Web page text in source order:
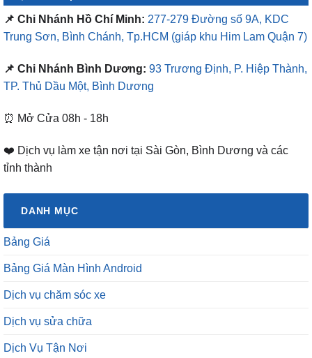
📌 Chi Nhánh Hồ Chí Minh: 277-279 Đường số 9A, KDC
Trung Sơn, Bình Chánh, Tp.HCM (giáp khu Him Lam Quận 7)
📌 Chi Nhánh Bình Dương: 93 Trương Định, P. Hiệp Thành,
TP. Thủ Dầu Một, Bình Dương
⏰ Mở Cửa 08h - 18h
❤️ Dịch vụ làm xe tận nơi tại Sài Gòn, Bình Dương và các
tỉnh thành
DANH MỤC
Bảng Giá
Bảng Giá Màn Hình Android
Dịch vụ chăm sóc xe
Dịch vụ sửa chữa
Dịch Vụ Tận Nơi